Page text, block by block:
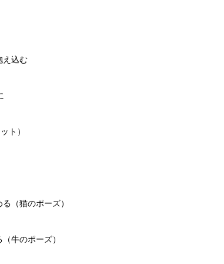
え込む
ト）
（猫のポーズ）
牛のポーズ）